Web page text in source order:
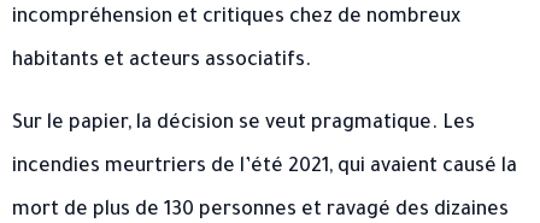
incompréhension et critiques chez de nombreux
habitants et acteurs associatifs.
Sur le papier, la décision se veut pragmatique. Les
incendies meurtriers de l’été 2021, qui avaient causé la
mort de plus de 130 personnes et ravagé des dizaines